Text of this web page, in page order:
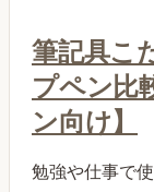
筆記具こ
プペン比
ン向け】
勉強や仕事で